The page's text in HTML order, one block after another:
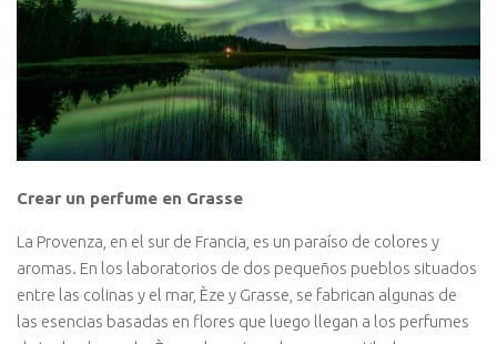
Crear un perfume en Grasse
La Provenza, en el sur de Francia, es un paraíso de colores y
aromas. En los laboratorios de dos pequeños pueblos situados
entre las colinas y el mar, Èze y Grasse, se fabrican algunas de
las esencias basadas en flores que luego llegan a los perfumes